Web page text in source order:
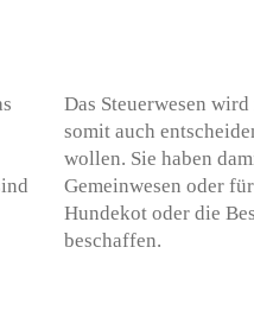
Das Steuerwesen
somit auch
wollen. Sie haben
Gemeinwesen oder
Hundekot oder die
beschaffen.